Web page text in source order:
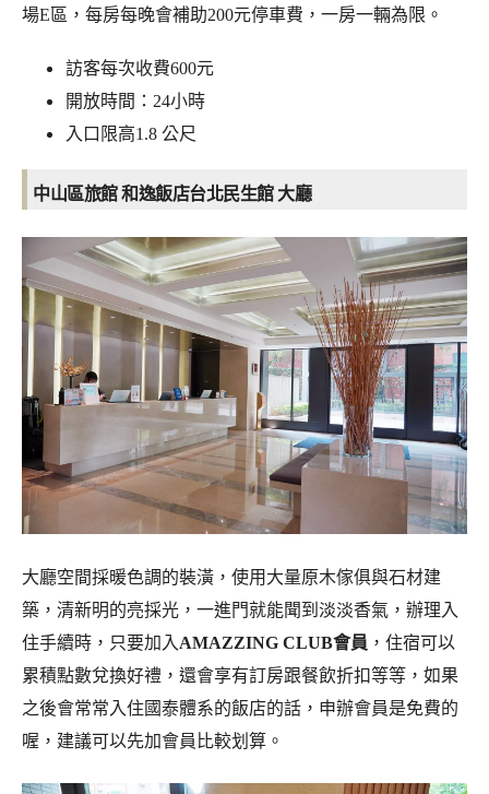
場E區，每房每晚會補助200元停車費，一房一輛為限。
訪客每次收費600元
開放時間：24小時
入口限高1.8 公尺
中山區旅館 和逸飯店台北民生館 大廳
大廳空間採暖色調的裝潢，使用大量原木傢俱與石材建
築，清新明的亮採光，一進門就能聞到淡淡香氣，辦理入
住手續時，只要加入 AMAZZING CLUB會員 ，住宿可以
累積點數兌換好禮，還會享有訂房跟餐飲折扣等等，如果
之後會常常入住國泰體系的飯店的話，申辦會員是免費的
喔，建議可以先加會員比較划算。